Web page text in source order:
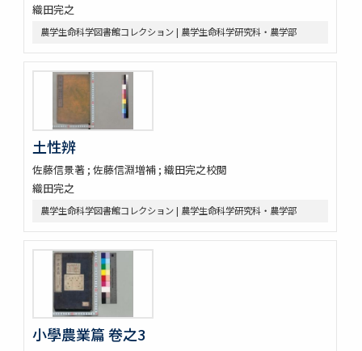
織田完之
農学生命科学図書館コレクション | 農学生命科学研究科・農学部
土性辨
佐藤信景著 ; 佐藤信淵増補 ; 織田完之校閲
織田完之
農学生命科学図書館コレクション | 農学生命科学研究科・農学部
小學農業篇 卷之3